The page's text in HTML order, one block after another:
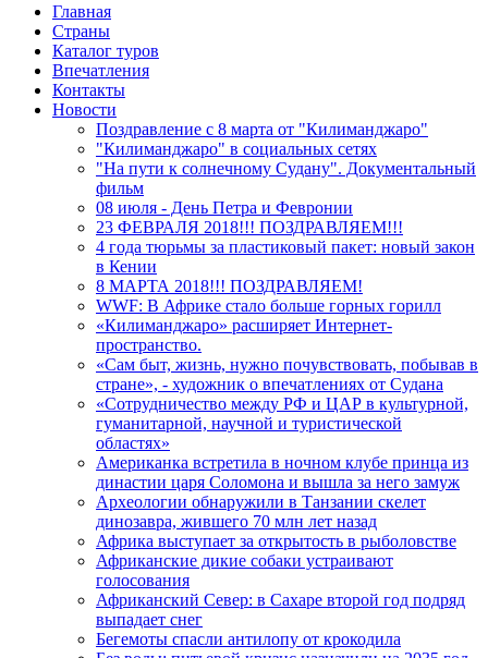
Главная
Страны
Каталог туров
Впечатления
Контакты
Новости
Поздравление с 8 марта от "Килиманджаро"
"Килиманджаро" в социальных сетях
"На пути к солнечному Судану". Документальный
фильм
08 июля - День Петра и Февронии
23 ФЕВРАЛЯ 2018!!! ПОЗДРАВЛЯЕМ!!!
4 года тюрьмы за пластиковый пакет: новый закон
в Кении
8 МАРТА 2018!!! ПОЗДРАВЛЯЕМ!
WWF: В Африке стало больше горных горилл
«Килиманджаро» расширяет Интернет-
пространство.
«Сам быт, жизнь, нужно почувствовать, побывав в
стране», - художник о впечатлениях от Судана
«Сотрудничество между РФ и ЦАР в культурной,
гуманитарной, научной и туристической
областях»
Американка встретила в ночном клубе принца из
династии царя Соломона и вышла за него замуж
Археологии обнаружили в Танзании скелет
динозавра, жившего 70 млн лет назад
Африка выступает за открытость в рыболовстве
Африканские дикие собаки устраивают
голосования
Африканский Север: в Сахаре второй год подряд
выпадает снег
Бегемоты спасли антилопу от крокодила